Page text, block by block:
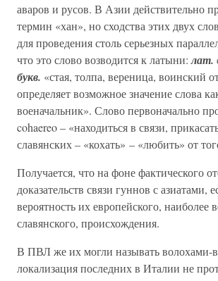
аваров и русов. В Азии действительно
термин «хан», но сходства этих двух
для проведения столь серьезных
что это слово возводится к латыни:лат.
букв. «стая, толпа, вереница, воинский
определяет возможное значение слова
военачальник». Слово первоначально
cohaereo – «находиться в связи,
славянских – «кохать» – «любить» от
Получается, что на фоне фактического
доказательств связи гуннов с азиатами,
вероятность их европейского, наиболее
славянского, происхождения.
В ПВЛ же их могли называть волохами-
локализация последних в Италии не